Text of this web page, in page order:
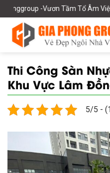
Skip
to
content
-Vươn Tầm Tổ Âm Việt
Thi Công Sàn
Khu Vực Lâm
5/5 -